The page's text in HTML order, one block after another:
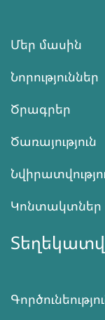
Մեր մասին
Նորություններ
Ծրագրեր
Ծառայություն
Կոնտակտներ